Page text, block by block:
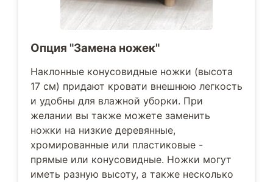
Опция "Замена ножек"
Наклонные конусовидные ножки (высота
17 см) придают кровати внешнюю легкость
и удобны для влажной уборки. При
желании вы также можете заменить
ножки на низкие деревянные,
хромированные или пластиковые -
прямые или конусовидные. Ножки могут
иметь разную высоту, а также несколько